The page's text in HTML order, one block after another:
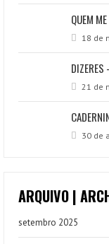
QUEM
18 de
DIZERES
21 de
30 de
ARQUIVO |
setembro 2025